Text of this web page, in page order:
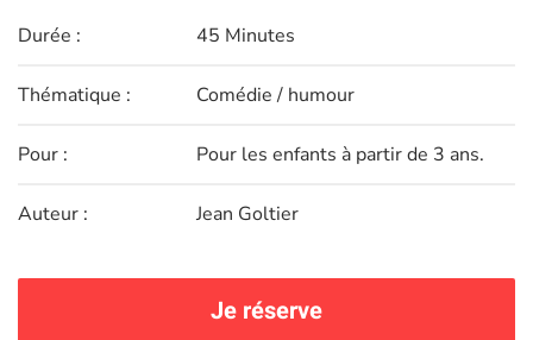
Durée : 45 Minutes
Thématique : Comédie / humour
Pour : Pour les enfants à partir de 3 ans.
Auteur : Jean Goltier
Je réserve